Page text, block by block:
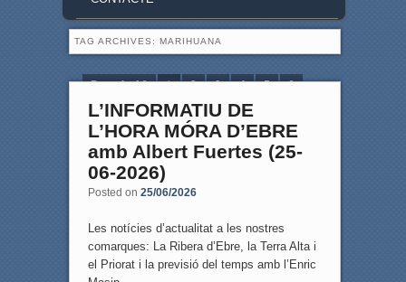
TAG ARCHIVES: MARIHUANA
Page 1 of 6 1 2 3 4 5 6
L’INFORMATIU DE
L’HORA MÓRA D’EBRE
amb Albert Fuertes (25-
06-2026)
Posted on 25/06/2026
Les notícies d’actualitat a les nostres
comarques: La Ribera d’Ebre, la Terra Alta i
el Priorat i la previsió del temps amb l’Enric